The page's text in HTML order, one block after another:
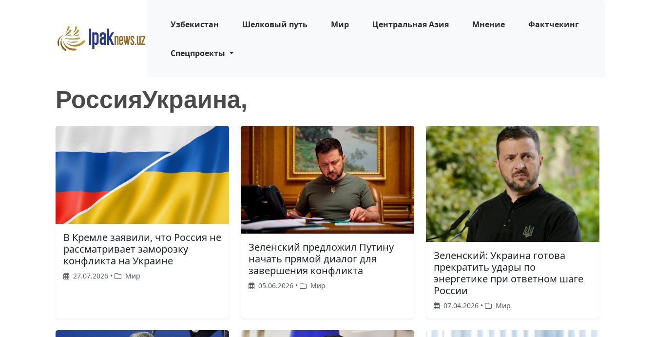
Узбекистан Шелковый путь Мир Центральная Азия Мнение Фактчекинг
Спецпроекты
РоссияУкраина,
В Кремле заявили, что Россия не
рассматривает заморозку
конфликта на Украине
27.07.2026 • Мир
Зеленский предложил Путину
начать прямой диалог для
завершения конфликта
05.06.2026 • Мир
Зеленский: Украина готова
прекратить удары по
энергетике при ответном шаге
России
07.04.2026 • Мир